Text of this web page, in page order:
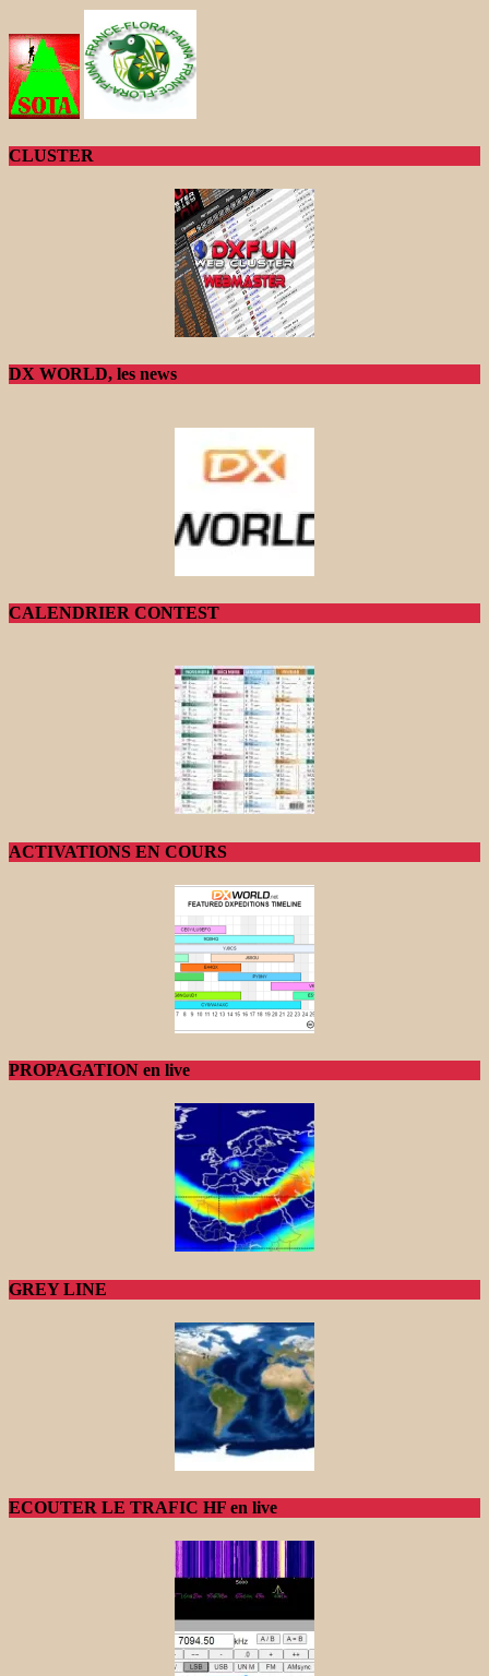
CLUSTER
DX WORLD, les news
CALENDRIER CONTEST
ACTIVATIONS EN COURS
PROPAGATION en live
GREY LINE
ECOUTER LE TRAFIC HF en live